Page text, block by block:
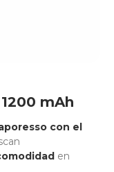
mAh
con el
en